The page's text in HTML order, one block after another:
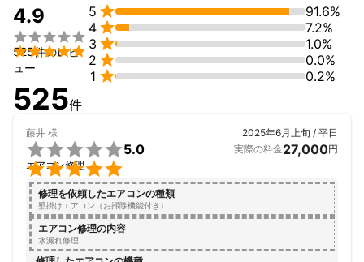
ソーラーパネル設置技量認定（CanadianSolar）
低圧電気取扱業務特別教育
高圧・特別高圧電気取扱業務特別教育
フルハーネス型墜落制止用器具特別教育
ゴンドラ特別教育
普通救命講習
公認D級コーチ（JFA：日本サッカー協会）
公認スポーツ指導者（JSPO：日本スポーツ協会）
4.9


525件のレビ
ュー
5 
91.6%
4 
7.2%
3 
1.0%
2 
0.0%
1  0.2%
525件
藤井 様


5.0
エアコン修理
2025年6月上旬 / 平日
実際の料金27,000円
修理を依頼したエアコンの種類
壁掛けエアコン（お掃除機能付き）
エアコン修理の内容
水漏れ修理